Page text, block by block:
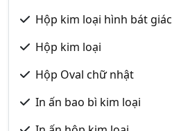
Hộp kim loại hình bát giác
Hộp kim loại
Hộp Oval chữ nhật
In ấn bao bì kim loại